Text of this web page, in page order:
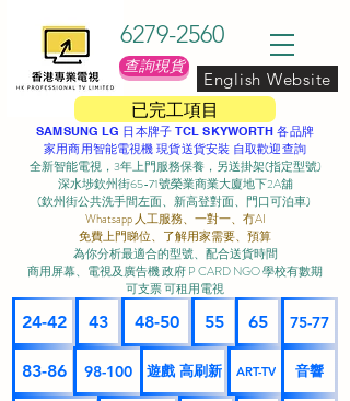
已完工項目
6279-2560
查詢現貨
English Website
SAMSUNG LG 日本牌子 TCL SKYWORTH 各品牌
家用商用智能電視機 現貨送貨安裝 自取歡迎查詢
全新智能電視，3年上門服務保養，另送掛架(指定型號)
深水埗欽州街65-71號榮業商業大廈地下2A舖
(欽州街公共洗手間左面、新高登對面、門口可泊車) ​
Whatsapp 人工服務、一對一、冇AI
免費上門睇位、了解用家需要、預算
為你分析最適合的型號、配合送貨時間
商用屏幕、電視及廣告機 政府 P CARD NGO 學校有數期
可支票 可租用電視
24-42 43 48-50 55 65 75-77
83-86 98-100 遊戲 高刷新 ART-TV 音響